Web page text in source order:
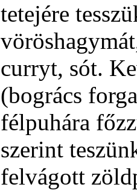
tetejére
curryt, sót.
(bogrács
félpuhára
szerint
felvágott